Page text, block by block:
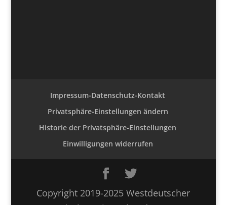
Impressum-Datenschutz-Kontakt
Privatsphäre-Einstellungen ändern
Historie der Privatsphäre-Einstellungen
Einwilligungen widerrufen
Copyright 2019-2025 Westdeutscher